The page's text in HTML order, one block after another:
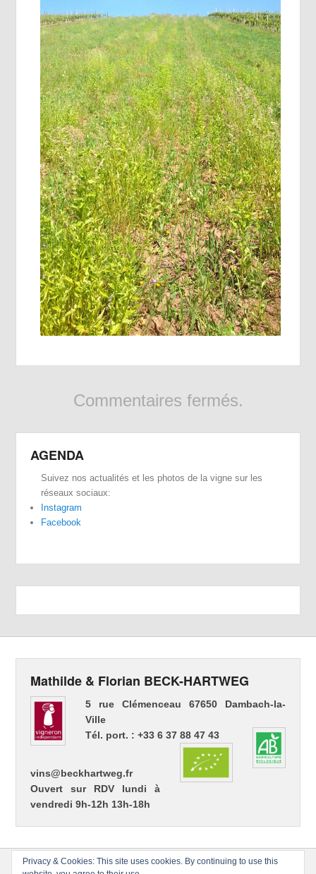
Commentaires fermés.
AGENDA
Suivez nos actualités et les photos de la vigne sur les
réseaux sociaux:
Instagram
Facebook
Mathilde & Florian BECK-HARTWEG
5 rue Clémenceau 67650 Dambach-la-
Ville
Tél. port. : +33 6 37 88 47 43
vins@beckhartweg.fr
Ouvert sur RDV lundi à
vendredi 9h-12h 13h-18h
Privacy & Cookies: This site uses cookies. By continuing to use this